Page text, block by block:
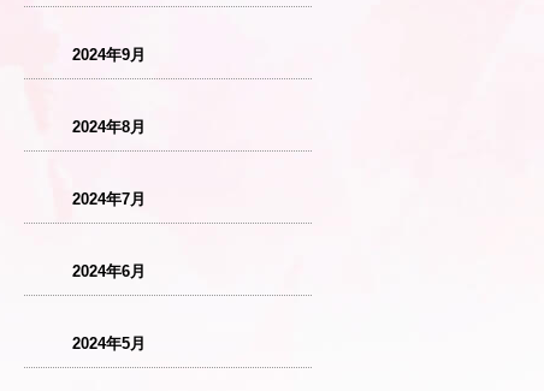
2024年9月
2024年8月
2024年7月
2024年6月
2024年5月